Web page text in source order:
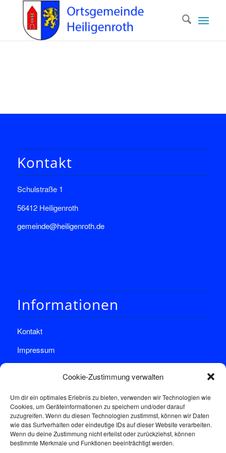
Cookie-Zustimmung verwalten
Um dir ein optimales Erlebnis zu bieten, verwenden wir Technologien wie
Cookies, um Geräteinformationen zu speichern und/oder darauf
zuzugreifen. Wenn du diesen Technologien zustimmst, können wir Daten
wie das Surfverhalten oder eindeutige IDs auf dieser Website verarbeiten.
Wenn du deine Zustimmung nicht erteilst oder zurückziehst, können
bestimmte Merkmale und Funktionen beeinträchtigt werden.
Kontakt
Schulstraße 1
56412 Heiligenroth
gemeinde@heiligenroth.de
Informationen
Kontakt
Impressum
Sprechstunde